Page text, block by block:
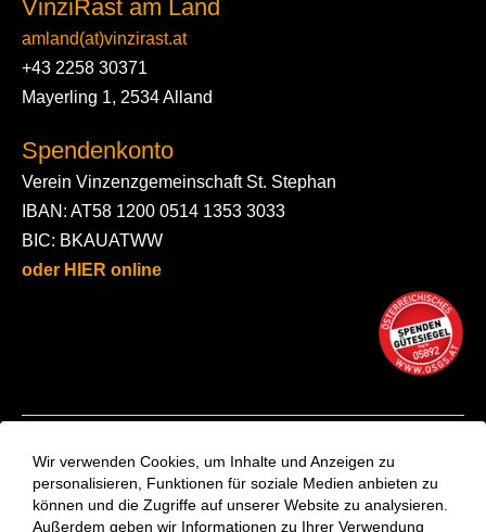
VinziRast am Land
amland(at)vinzirast.at
+43 2258 30371
Mayerling 1, 2534 Alland
Spendenkonto
Verein Vinzenzgemeinschaft St. Stephan
IBAN: AT58 1200 0514 1353 3033
BIC: BKAUATWW
oder HIER online
Kontakt
Aktuelles
VinziRast-Newsletter
Wir verwenden Cookies, um Inhalte und Anzeigen zu
personalisieren, Funktionen für soziale Medien anbieten zu
können und die Zugriffe auf unserer Website zu analysieren.
Außerdem geben wir Informationen zu Ihrer Verwendung